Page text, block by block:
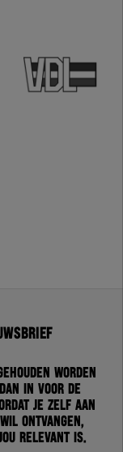
worden
in voor de
je zelf aan
ontvangen,
relevant is.